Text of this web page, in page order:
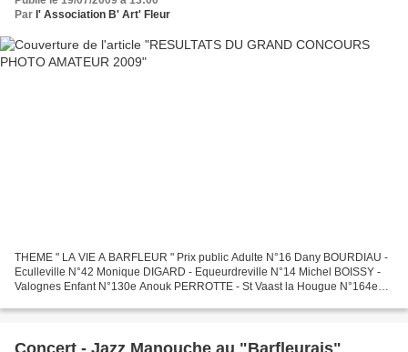
Par l' Association B' Art' Fleur
THEME " LA VIE A BARFLEUR " Prix public Adulte N°16 Dany BOURDIAU -
Eculleville N°42 Monique DIGARD - Equeurdreville N°14 Michel BOISSY -
Valognes Enfant N°130e Anouk PERROTTE - St Vaast la Hougue N°164e